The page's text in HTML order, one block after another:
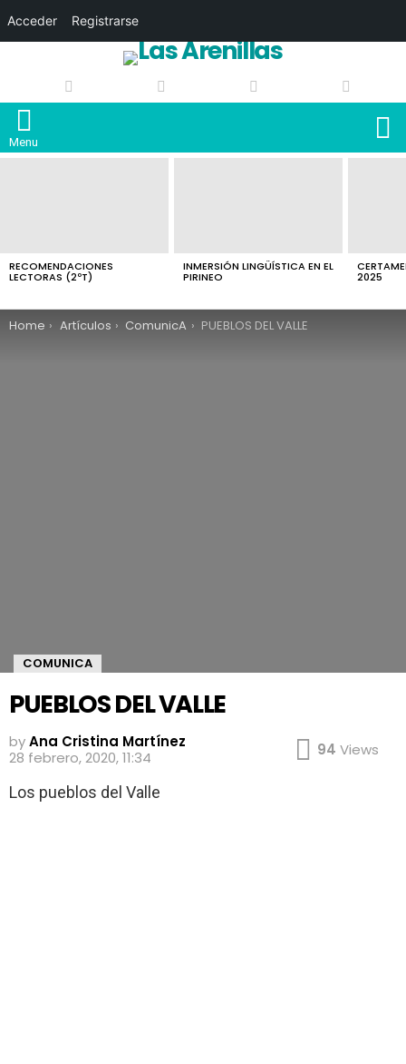
Menu
RECOMENDACIONES
LECTORAS (2ºT)
INMERSIÓN LINGÜÍSTICA EN EL
PIRINEO 2025
You are here:
Home Artículos ComunicA PUEBLOS DEL VALLE
COMUNICA
PUEBLOS DEL VALLE
byAna Cristina Martínez
28 febrero, 2020, 11:34
94 Views
Los pueblos del Valle
Acceder Registrarse